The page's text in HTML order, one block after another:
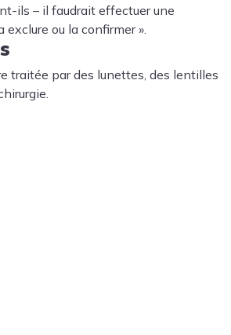
ils – il faudrait effectuer une
ou la confirmer ».
traitée par des lunettes, des lentilles